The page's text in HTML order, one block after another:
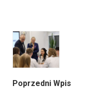
Poprzedni Wpis